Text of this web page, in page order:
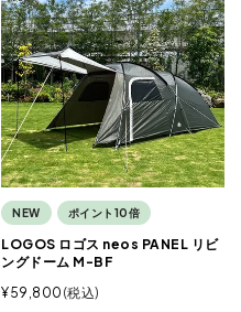
NEW ポイント10倍
LOGOS ロゴス neos PANEL リビ
ングドーム M-BF
¥59,800 税込